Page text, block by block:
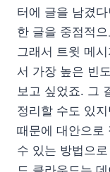
터에 글을 남겼
한 글을 중점적
그래서 트윗 메
서 가장 높은 빈
보고 싶었죠. 그
정리할 수도 있
때문에 대안으로
수 있는 방법으